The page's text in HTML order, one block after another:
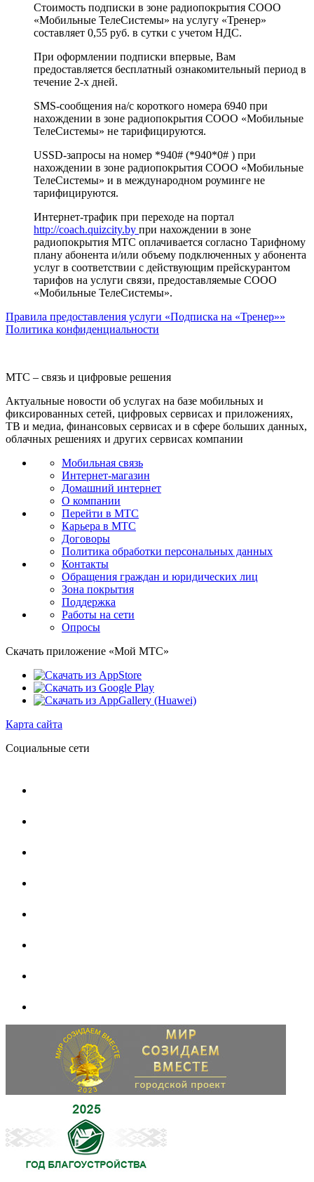
Стоимость подписки в зоне радиопокрытия СООО
«Мобильные ТелеСистемы» на услугу «Тренер»
составляет 0,55 руб. в сутки с учетом НДС.
При оформлении подписки впервые, Вам
предоставляется бесплатный ознакомительный период в
течение 2-х дней.
SMS-сообщения на/с короткого номера 6940 при
нахождении в зоне радиопокрытия СООО «Мобильные
ТелеСистемы» не тарифицируются.
USSD-запросы на номер *940# (*940*0# ) при
нахождении в зоне радиопокрытия СООО «Мобильные
ТелеСистемы» и в международном роуминге не
тарифицируются.
Интернет-трафик при переходе на портал
http://coach.quizcity.by при нахождении в зоне
радиопокрытия МТС оплачивается согласно Тарифному
плану абонента и/или объему подключенных у абонента
услуг в соответствии с действующим прейскурантом
тарифов на услуги связи, предоставляемые СООО
«Мобильные ТелеСистемы».
Правила предоставления услуги «Подписка на «Тренер»»
Политика конфиденциальности
МТС – связь и цифровые решения
Актуальные новости об услугах на базе мобильных и
фиксированных сетей, цифровых сервисах и приложениях,
ТВ и медиа, финансовых сервисах и в сфере больших данных,
облачных решениях и других сервисах компании
Мобильная связь
Интернет-магазин
Домашний интернет
О компании
Перейти в МТС
Карьера в МТС
Договоры
Политика обработки персональных данных
Контакты
Обращения граждан и юридических лиц
Зона покрытия
Поддержка
Работы на сети
Опросы
Скачать приложение «Мой МТС»
Карта сайта
Социальные сети